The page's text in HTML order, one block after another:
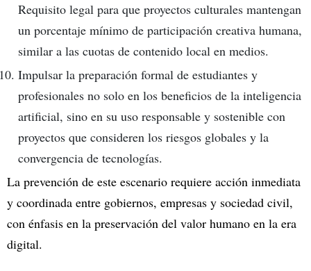
Requisito legal para que proyectos culturales mantengan
un porcentaje mínimo de participación creativa humana,
similar a las cuotas de contenido local en medios.
Impulsar la preparación formal de estudiantes y
profesionales no solo en los beneficios de la inteligencia
artificial, sino en su uso responsable y sostenible con
proyectos que consideren los riesgos globales y la
convergencia de tecnologías.
La prevención de este escenario requiere acción inmediata
y coordinada entre gobiernos, empresas y sociedad civil,
con énfasis en la preservación del valor humano en la era
digital.